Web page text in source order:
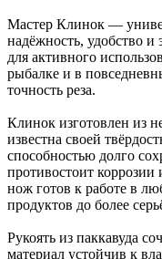
Мастер Клинок —
надёжность, удобство
для активного
рыбалке и в
точность реза.
Клинок изготовлен из
известна своей
способностью долго
противостоит коррозии
нож готов к работе в
продуктов до более
Рукоять из паккавуда
материал устойчив к